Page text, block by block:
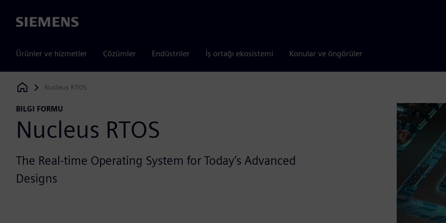
Siemens
Ürünler ve hizmetler Çözümler Endüstriler İş ortağı ekosistemi Konular ve öngörüler
Siemens Digital Industries Software
Nucleus RTOS
BILGI FORMU
Nucleus RTOS
The Real-time Operating System for Today’s Advanced
Designs